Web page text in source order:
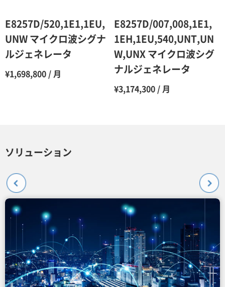
E8257D/520,1E1,1EU,
UNW マイクロ波シグナ
ルジェネレータ
¥1,698,800 / 月
E8257D/007,008,1E1,
1EH,1EU,540,UNT,UN
W,UNX マイクロ波シグ
ナルジェネレータ
¥3,174,300 / 月
ソリューション